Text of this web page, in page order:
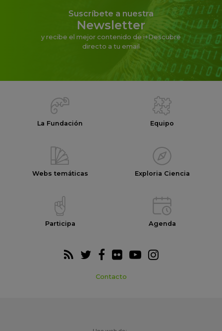
Suscríbete a nuestra
Newsletter
y recibe el mejor contenido de i+Descubre
directo a tu email
La Fundación Equipo
Webs temáticas Exploria Ciencia
Participa Agenda
Contacto